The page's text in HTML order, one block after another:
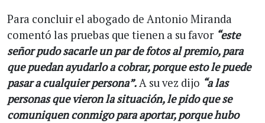
Para concluir el abogado de Antonio Miranda
comentó las pruebas que tienen a su favor “este
señor pudo sacarle un par de fotos al premio, para
que puedan ayudarlo a cobrar, porque esto le puede
pasar a cualquier persona”.A su vez dijo “a las
personas que vieron la situación, le pido que se
comuniquen conmigo para aportar, porque hubo